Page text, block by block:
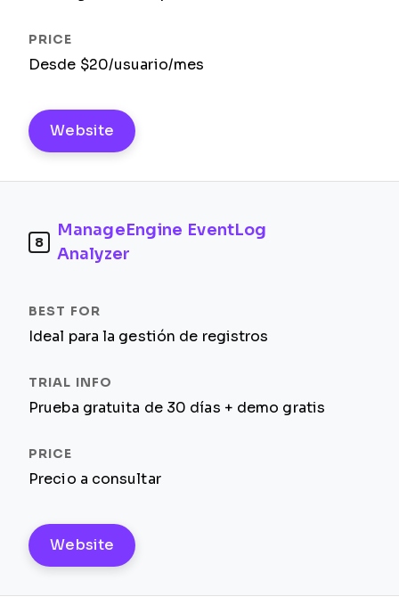
Desde $20/usuario/mes
Website
8
ManageEngine EventLog
Analyzer
Ideal para la gestión de registros
Prueba gratuita de 30 días + demo gratis
Precio a consultar
Website